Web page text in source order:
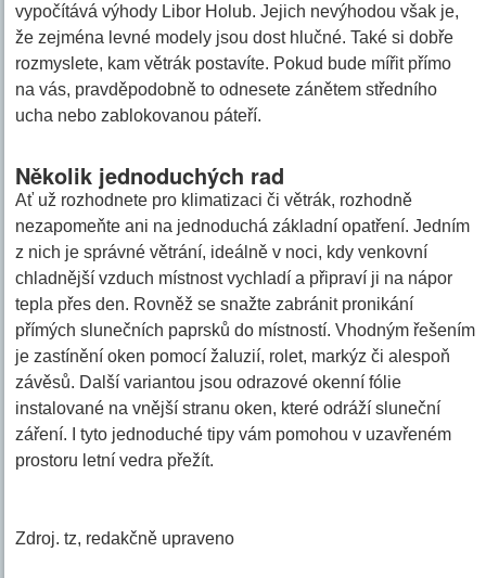
vypočítává výhody Libor Holub. Jejich nevýhodou však je,
že zejména levné modely jsou dost hlučné. Také si dobře
rozmyslete, kam větrák postavíte. Pokud bude mířit přímo
na vás, pravděpodobně to odnesete zánětem středního
ucha nebo zablokovanou páteří.
Několik jednoduchých rad
Ať už rozhodnete pro klimatizaci či větrák, rozhodně
nezapomeňte ani na jednoduchá základní opatření. Jedním
z nich je správné větrání, ideálně v noci, kdy venkovní
chladnější vzduch místnost vychladí a připraví ji na nápor
tepla přes den. Rovněž se snažte zabránit pronikání
přímých slunečních paprsků do místností. Vhodným řešením
je zastínění oken pomocí žaluzií, rolet, markýz či alespoň
závěsů. Další variantou jsou odrazové okenní fólie
instalované na vnější stranu oken, které odráží sluneční
záření. I tyto jednoduché tipy vám pomohou v uzavřeném
prostoru letní vedra přežít.
Zdroj. tz, redakčně upraveno